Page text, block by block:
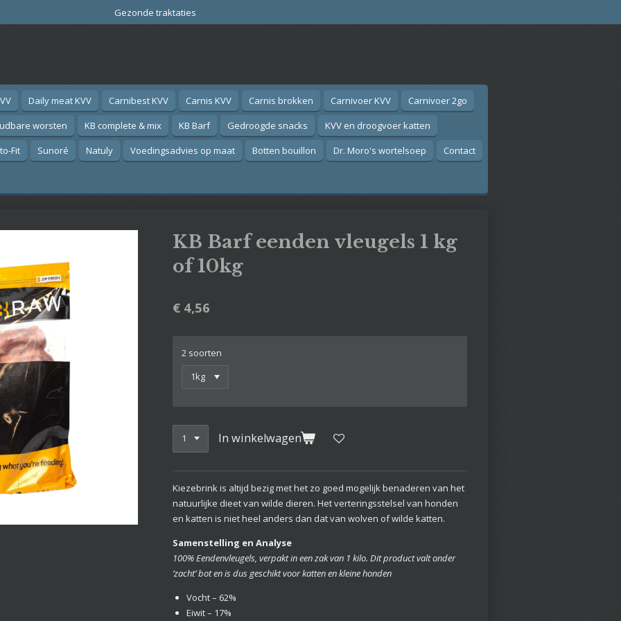
Gezonde traktaties
Daily meat KVV Carnibest KVV Carnis KVV Carnis brokken Carnivoer KVV
Carnivoer 2go
worsten KB complete & mix KB Barf Gedroogde snacks
KVV en droogvoer katten
Fit Sunoré Natuly Voedingsadvies op maat Botten bouillon Dr. Moro's wortelsoep Contact
KB Barf eenden vleugels 1 kg
of 10kg
€ 4,56
2 soorten
In winkelwagen
Kiezebrink is altijd bezig met het zo goed mogelijk benaderen van het
natuurlijke dieet van wilde dieren. Het verteringsstelsel van honden
en katten is niet heel anders dan dat van wolven of wilde katten.
Samenstelling en Analyse
100% Eendenvleugels, verpakt in een zak van 1 kilo. Dit product valt onder
‘zacht’ bot en is dus geschikt voor katten en kleine honden
Vocht – 62%
Eiwit – 17%